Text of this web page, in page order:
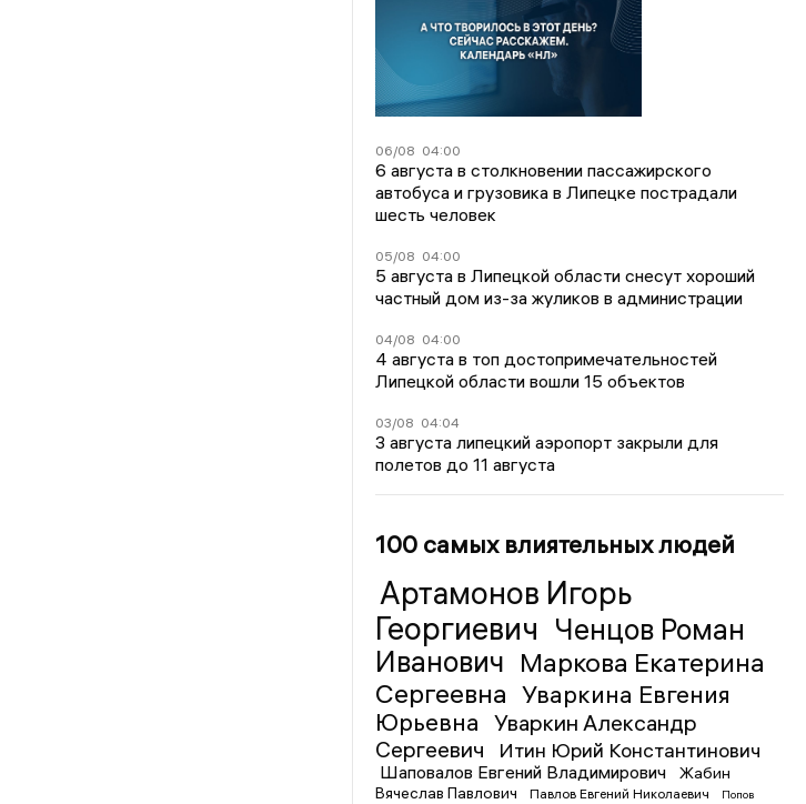
06/08 04:00
6 августа в столкновении пассажирского
автобуса и грузовика в Липецке пострадали
шесть человек
05/08 04:00
5 августа в Липецкой области снесут хороший
частный дом из-за жуликов в администрации
04/08 04:00
4 августа в топ достопримечательностей
Липецкой области вошли 15 объектов
03/08 04:04
3 августа липецкий аэропорт закрыли для
полетов до 11 августа
100 самых влиятельных людей
Артамонов Игорь
Георгиевич Ченцов Роман
Иванович Маркова Екатерина
Сергеевна Уваркина Евгения
Юрьевна
Уваркин Александр
Сергеевич
Итин Юрий Константинович
Шаповалов Евгений Владимирович
Жабин
Вячеслав Павлович
Павлов Евгений Николаевич
Попов